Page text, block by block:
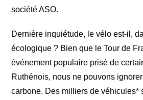
société ASO.
Dernière inquiétude, le vélo est-il,
écologique ? Bien que le Tour de
événement populaire prisé de
Ruthénois, nous ne pouvons
carbone. Des milliers de véhicules*